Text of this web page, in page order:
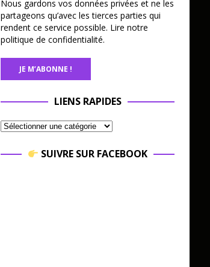
Nous gardons vos données privées et ne les
partageons qu’avec les tierces parties qui
rendent ce service possible. Lire notre
politique de confidentialité.
LIENS RAPIDES
SUIVRE SUR FACEBOOK